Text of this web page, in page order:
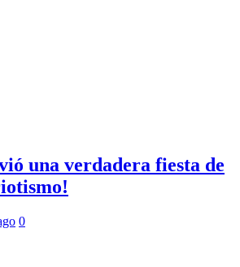
una verdadera fiesta de
0